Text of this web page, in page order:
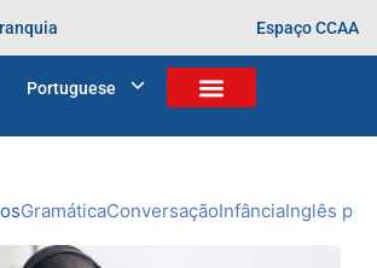
Espaço CCAA
Portuguese
Home > aprendendo desde cedo
GramáticaConversaçãoInfânciaInglês